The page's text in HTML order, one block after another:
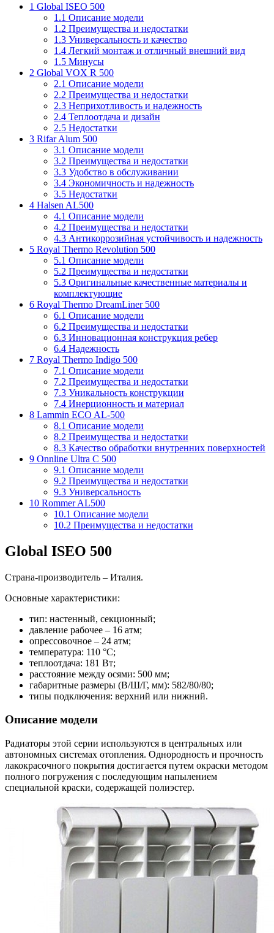
1 Global ISEO 500
1.1 Описание модели
1.2 Преимущества и недостатки
1.3 Универсальность и качество
1.4 Легкий монтаж и отличный внешний вид
1.5 Минусы
2 Global VOX R 500
2.1 Описание модели
2.2 Преимущества и недостатки
2.3 Неприхотливость и надежность
2.4 Теплоотдача и дизайн
2.5 Недостатки
3 Rifar Alum 500
3.1 Описание модели
3.2 Преимущества и недостатки
3.3 Удобство в обслуживании
3.4 Экономичность и надежность
3.5 Недостатки
4 Halsen AL500
4.1 Описание модели
4.2 Преимущества и недостатки
4.3 Антикоррозийная устойчивость и надежность
5 Royal Thermo Revolution 500
5.1 Описание модели
5.2 Преимущества и недостатки
5.3 Оригинальные качественные материалы и
комплектующие
6 Royal Thermo DreamLiner 500
6.1 Описание модели
6.2 Преимущества и недостатки
6.3 Инновационная конструкция ребер
6.4 Надежность
7 Royal Thermo Indigo 500
7.1 Описание модели
7.2 Преимущества и недостатки
7.3 Уникальность конструкции
7.4 Инерционность и материал
8 Lammin ECO AL-500
8.1 Описание модели
8.2 Преимущества и недостатки
8.3 Качество обработки внутренних поверхностей
9 Onnline Ultra C 500
9.1 Описание модели
9.2 Преимущества и недостатки
9.3 Универсальность
10 Rommer AL500
10.1 Описание модели
10.2 Преимущества и недостатки
Global ISEO 500
Страна-производитель – Италия.
Основные характеристики:
тип: настенный, секционный;
давление рабочее – 16 атм;
опрессовочное – 24 атм;
температура: 110 °С;
теплоотдача: 181 Вт;
расстояние между осями: 500 мм;
габаритные размеры (В/Ш/Г, мм): 582/80/80;
типы подключения: верхний или нижний.
Описание модели
Радиаторы этой серии используются в центральных или
автономных системах отопления. Однородность и прочность
лакокрасочного покрытия достигается путем окраски методом
полного погружения с последующим напылением
специальной краски, содержащей полиэстер.